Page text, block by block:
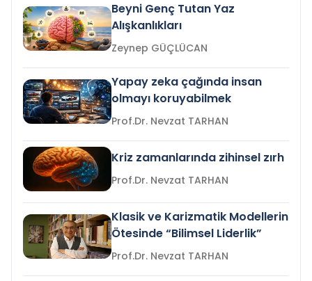
Beyni Genç Tutan Yaz
Alışkanlıkları
Zeynep GÜÇLÜCAN
Yapay zeka çağında insan
olmayı koruyabilmek
Prof.Dr. Nevzat TARHAN
Kriz zamanlarında zihinsel zırh
Prof.Dr. Nevzat TARHAN
Klasik ve Karizmatik Modellerin
Ötesinde “Bilimsel Liderlik”
Prof.Dr. Nevzat TARHAN